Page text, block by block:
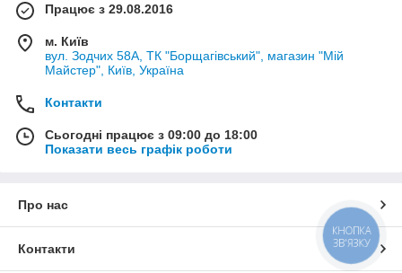
Працює з 29.08.2016
м. Київ
вул. Зодчих 58А, ТК "Борщагівський", магазин "Мій
Майстер", Київ, Україна
Контакти
Сьогодні працює з 09:00 до 18:00
Показати весь графік роботи
Про нас
Контакти
КНОПКА
ЗВ'ЯЗКУ